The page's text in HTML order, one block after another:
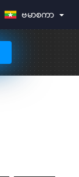
ဗမာစကာ